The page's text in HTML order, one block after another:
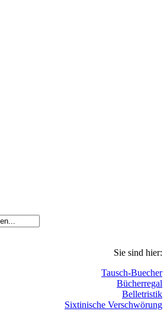
Sie sind hier:
Tausch-Buecher
Bücherregal
Belletristik
Sixtinische Verschwörung